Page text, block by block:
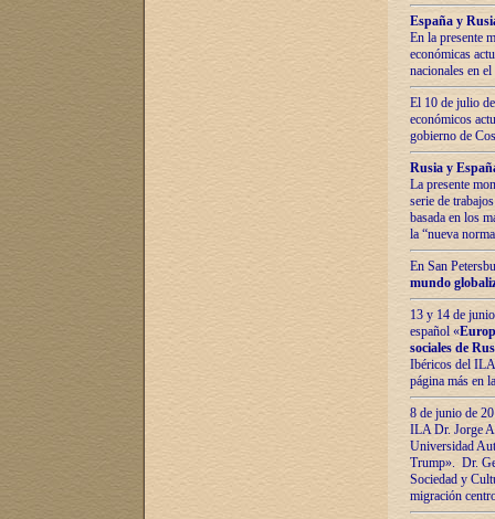
España y
En la presente
económicas
nacionales en
El 10 de julio
económicos
gobierno de
Rusia y
La presente
serie de
basada en los
la “nueva
En San
mundo
13 y 14 de
español «
sociales de
Ibéricos del ILA
página más en
8 de junio de
ILA Dr. Jorge
Universidad
Trump». Dr.
Sociedad y
migración